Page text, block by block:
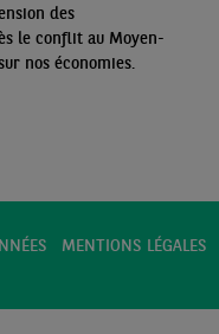
des
le conflit au Moyen-
nos économies.
MENTIONS LÉGALES